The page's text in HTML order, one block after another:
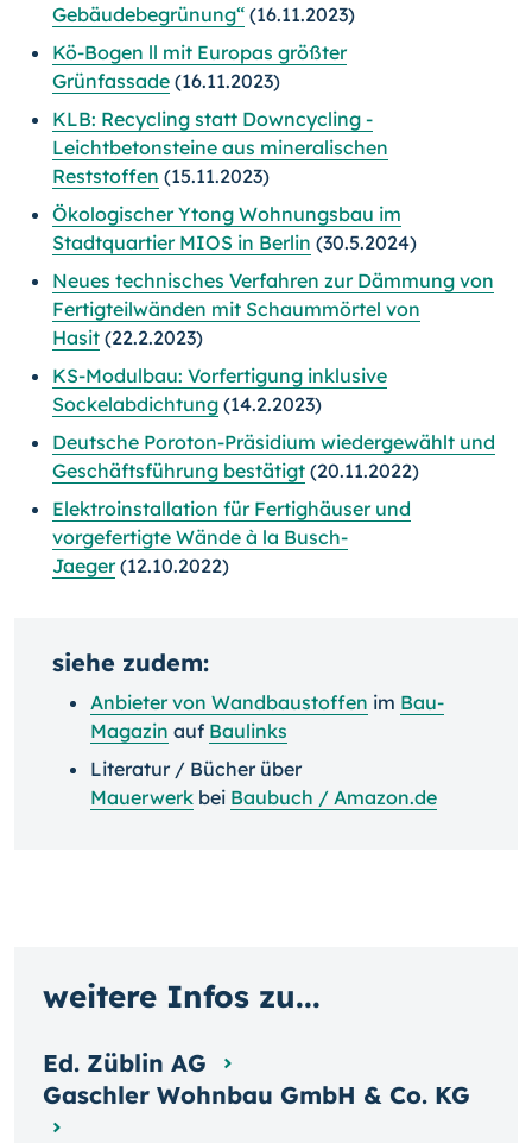
Gebäudebegrünung“ (16.11.2023)
Kö-Bogen ll mit Europas größter
Grünfassade (16.11.2023)
KLB: Recycling statt Downcycling -
Leichtbetonsteine aus mineralischen
Reststoffen (15.11.2023)
Ökologischer Ytong Wohnungsbau im
Stadtquartier MIOS in Berlin (30.5.2024)
Neues technisches Verfahren zur Dämmung von
Fertigteilwänden mit Schaummörtel von
Hasit (22.2.2023)
KS-Modulbau: Vorfertigung inklusive
Sockelabdichtung (14.2.2023)
Deutsche Poroton-Präsidium wiedergewählt und
Geschäftsführung bestätigt (20.11.2022)
Elektroinstallation für Fertighäuser und
vorgefertigte Wände à la Busch-
Jaeger(12.10.2022)
siehe zudem:
Anbieter von Wandbaustoffen im Bau-
Magazin auf Baulinks
Literatur / Bücher über
Mauerwerk bei Baubuch / Amazon.de
weitere Infos zu...
Ed. Züblin AG
Gaschler Wohnbau GmbH & Co. KG